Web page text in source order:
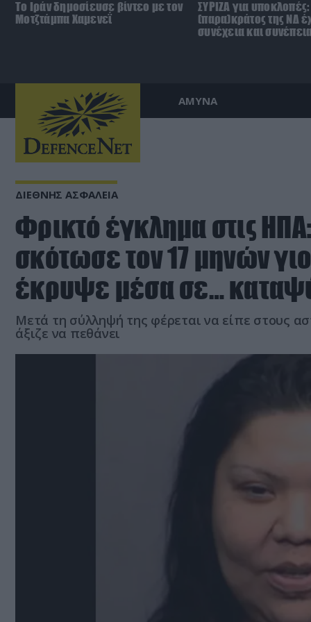
Το Ιράν δημοσίευσε βίντεο με τον
Μοτζτάμπα Χαμενεΐ
ΣΥΡΙΖΑ για υποκλοπές:
(παρα)κράτος της ΝΔ
συνέχεια και
ΑΜΥΝΑ
ΔΙΕΘΝΗΣ ΑΣΦΑΛΕΙΑ
Φρικτό έγκλημα στις
σκότωσε τον 17 μηνών γιο
έκρυψε μέσα σε…
Μετά τη σύλληψή της φέρεται να είπε στους
άξιζε να πεθάνει